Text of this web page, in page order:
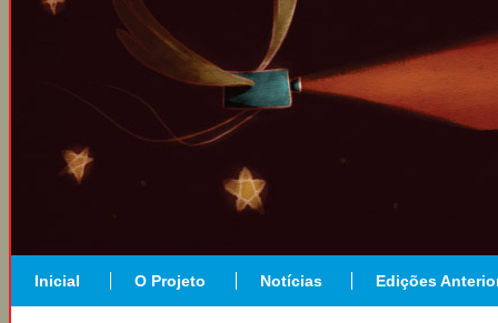
Inicial O Projeto Notícias Edições